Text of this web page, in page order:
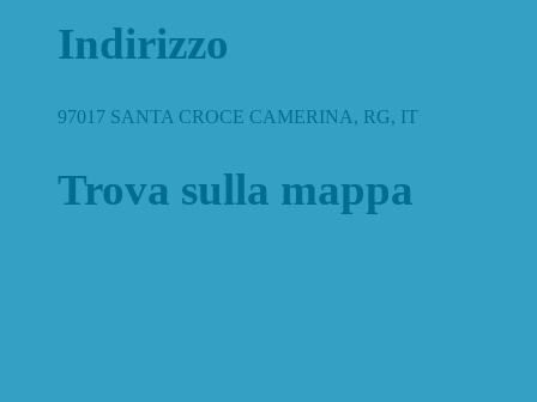
Indirizzo
97017 SANTA CROCE CAMERINA, RG, IT
Trova sulla mappa